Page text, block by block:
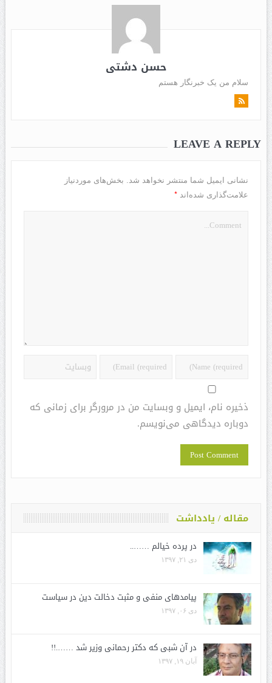
حسن دشتی
سلام من یک خبرنگار هستم
LEAVE A REPLY
نشانی ایمیل شما منتشر نخواهد شد.
بخش‌های موردنیاز
علامت‌گذاری شده‌اند *
ذخیره نام، ایمیل و وبسایت من در مرورگر برای زمانی که
دوباره دیدگاهی می‌نویسم.
مقاله / یادداشت
در پرده خیالم ……..
دی ۲۱, ۱۳۹۷
پیامدهای منفی و مثبت دخالت دین در سیاست
دی ۰۶, ۱۳۹۷
در آن شبی که دکتر رحمانی وزیر شد …….!!
آبان ۱۹, ۱۳۹۷